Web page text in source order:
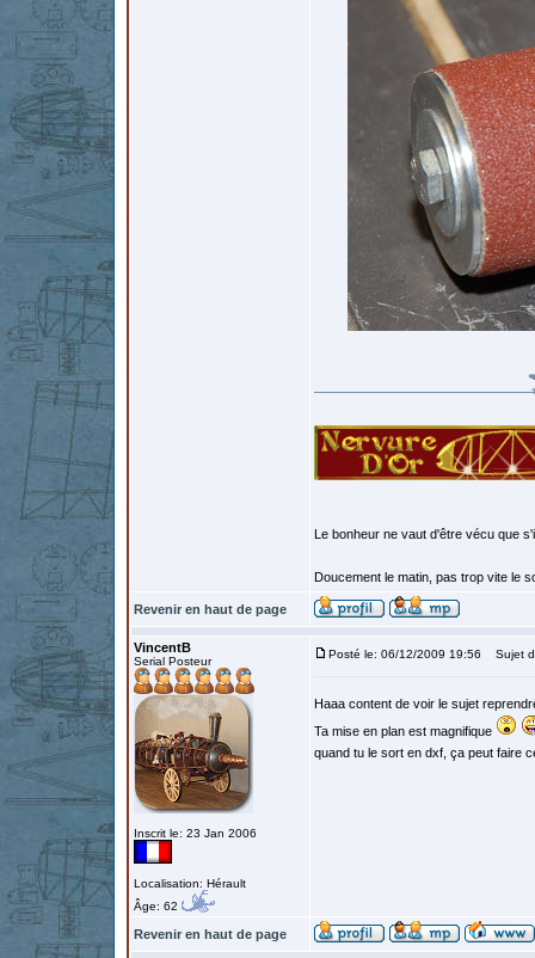
Le bonheur ne vaut d'être vécu que
Doucement le matin, pas trop vite le
Revenir en haut de page
VincentB
Serial Posteur
Inscrit le: 23 Jan 2006
Localisation: Hérault
Âge: 62
Posté le: 06/12/2009 19:56 Sujet
Haaa content de voir le sujet
Ta mise en plan est magnifique
quand tu le sort en dxf, ça peut faire
Revenir en haut de page